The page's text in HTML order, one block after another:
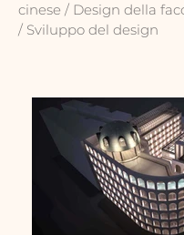
cinese / Design della
/ Sviluppo del design